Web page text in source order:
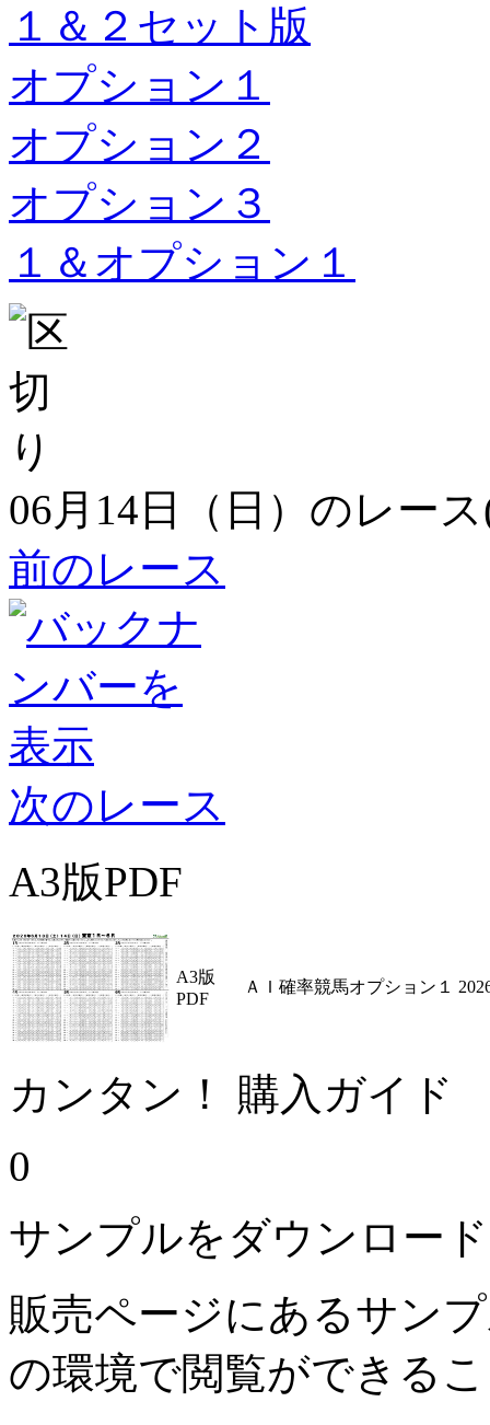
１＆２セット版
オプション１
オプション２
オプション３
１＆オプション１
06月14日（日）のレー
前のレース
次のレース
A3版PDF
A3版
PDF
ＡＩ確率競馬オプション１
カンタン！ 購入ガイド
0
サンプルをダウンロー
販売ページにあるサン
の環境で閲覧ができる